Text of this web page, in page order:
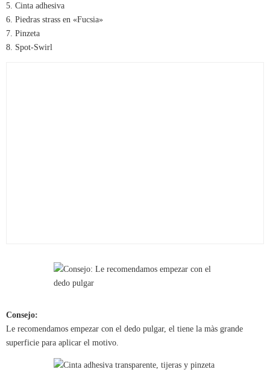
5. Cinta adhesiva
6. Piedras strass en «Fucsia»
7. Pinzeta
8. Spot-Swirl
Consejo:
Le recomendamos empezar con el dedo pulgar, el tiene la màs grande
superficie para aplicar el motivo.